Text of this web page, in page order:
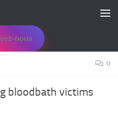
nous
0
bloodbath victims